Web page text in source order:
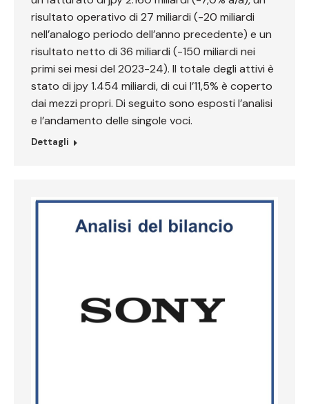
risultato operativo di 27 miliardi (-20 miliardi
nell’analogo periodo dell’anno precedente) e un
risultato netto di 36 miliardi (-150 miliardi nei
primi sei mesi del 2023-24). Il totale degli attivi è
stato di jpy 1.454 miliardi, di cui l’11,5% è coperto
dai mezzi propri. Di seguito sono esposti l’analisi
e l’andamento delle singole voci.
Dettagli